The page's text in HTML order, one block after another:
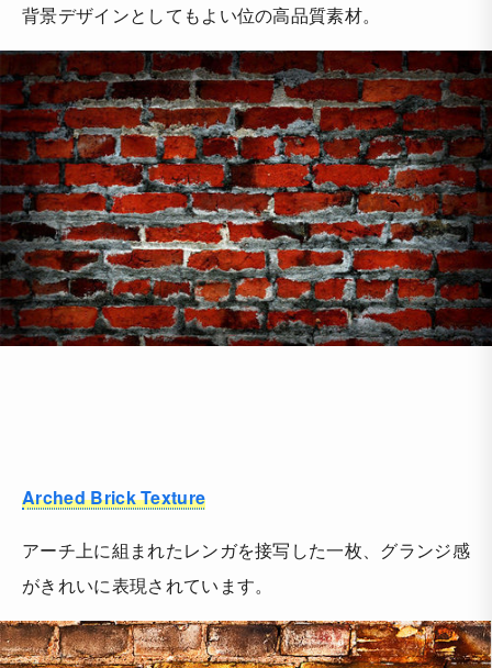
背景デザインとしてもよい位の高品質素材。
Arched Brick Texture
アーチ上に組まれたレンガを接写した一枚、グランジ感
がきれいに表現されています。